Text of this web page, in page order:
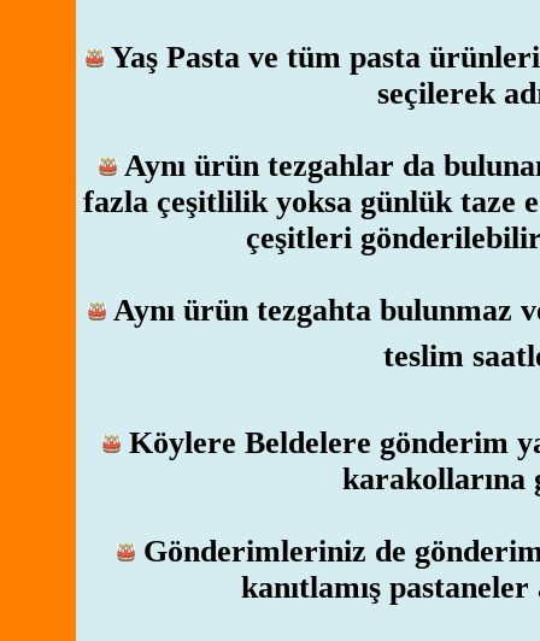
Yaş Pasta ve tüm pasta
seçilerek
Aynı ürün tezgahlar da
fazla çeşitlilik yoksa günlük taze
çeşitleri
Aynı ürün tezgahta bulunmaz
teslim
Köylere Beldelere gönderim
karakollarına
Gönderimleriniz de gönderim
kanıtlamış